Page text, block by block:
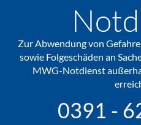
Zur Abwendung von
sowie Folgeschäden an
MWG-Notdienst
0391 -